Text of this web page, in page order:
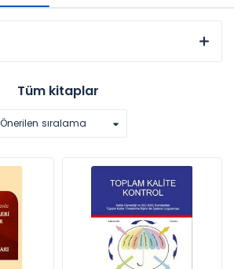
Bilimler (1.457)
(8)
(6)
(2)
Tüm kitaplar
Önerilen sıralama